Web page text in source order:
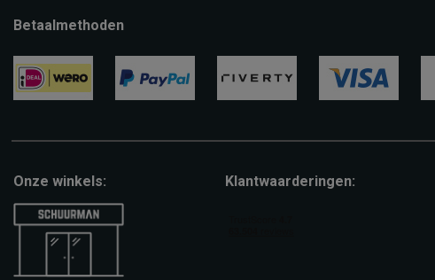
Betaalmethoden
Onze winkels: Klantwaarderingen: